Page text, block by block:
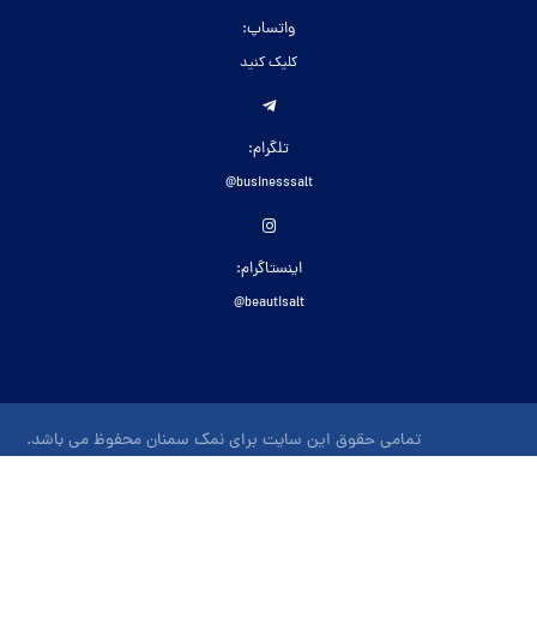
واتساپ:
کلیک کنید
تلگرام:
businesssalt@
اینستاگرام:
beautisalt@
تمامی حقوق این سایت برای نمک سمنان محفوظ می باشد.